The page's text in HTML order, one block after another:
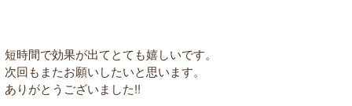
短時間で効果が出てとても嬉しいです。
次回もまたお願いしたいと思います。
ありがとうございました!!